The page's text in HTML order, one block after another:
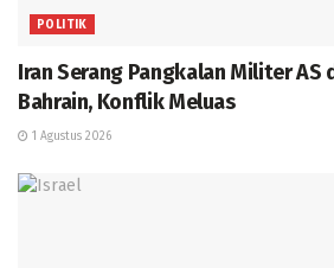
POLITIK
Iran Serang Pangkalan Militer AS
Bahrain, Konflik Meluas
1 Agustus 2026